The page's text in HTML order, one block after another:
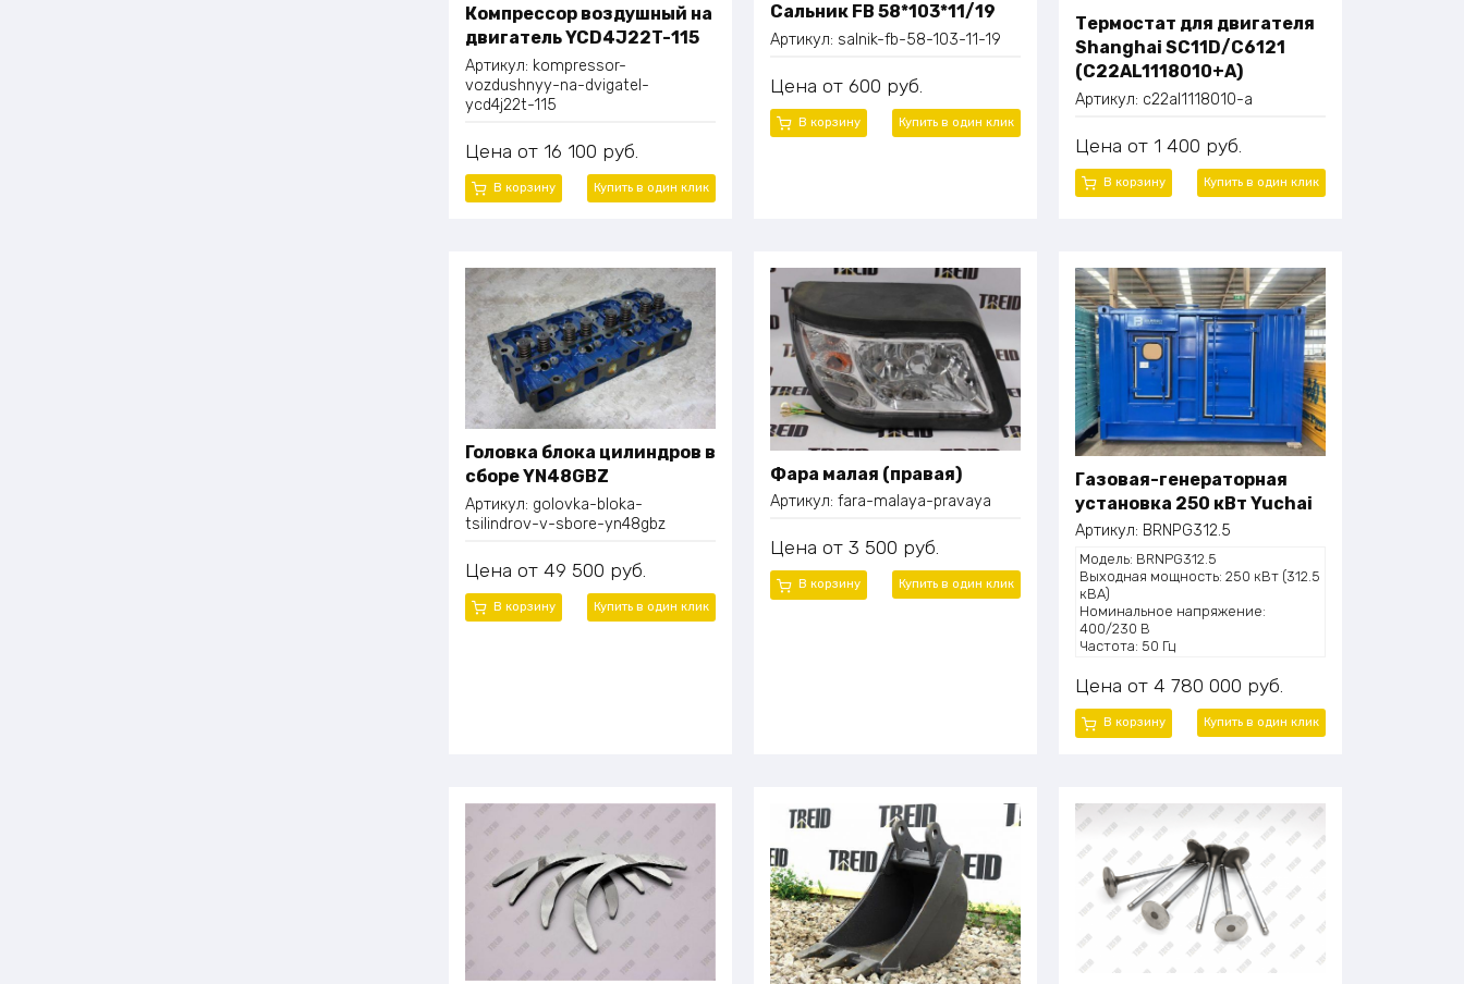
Компрессор воздушный на
двигатель YCD4J22T-115
Артикул: kompressor-
vozdushnyy-na-dvigatel-
ycd4j22t-115
Цена 16 100 руб.
В корзину Купить в один клик
Сальник FB 58*103*11/19
Артикул: salnik-fb-58-103-11-19
Цена 600 руб.
В корзину Купить в один клик
Термостат для двигателя
Shanghai SC11D/C6121
(C22AL1118010+A)
Артикул: c22al1118010-a
Цена 1 400 руб.
В корзину Купить в один клик
Головка блока цилиндров в
сборе YN48GBZ
Артикул: golovka-bloka-
tsilindrov-v-sbore-yn48gbz
Цена 49 500 руб.
В корзину Купить в один клик
Фара малая (правая)
Артикул: fara-malaya-pravaya
Цена 3 500 руб.
В корзину Купить в один клик
Газовая-генераторная
установка 250 кВт Yuchai
Артикул: BRNPG312.5
Модель: BRNPG312.5
Выходная мощность: 250 кВт (312.5
кВА)
Номинальное напряжение:
400/230 В
Частота: 50 Гц
Фазность: 3 фазы, 4 провода (3P4W)
Коэффициент мощности: 0.8
Скорость вращения: 1500 об/мин
Стабильность напряжения: ≤±1%
Габаритные размеры:
3900×1400×1950 мм
Вес: 3000 кг
Уровень шума: до 75 дБ(А)
Тип топлива: природный или
сжиженный газ
Цена 4 780 000 руб.
В корзину Купить в один клик